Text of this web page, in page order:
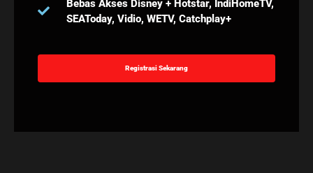
Bebas Akses Disney + Hotstar, IndiHomeTV,
SEAToday, Vidio, WETV, Catchplay+
Registrasi Sekarang